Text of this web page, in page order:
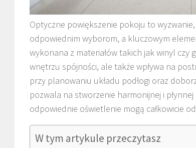
Optyczne powiększenie pokoju to
odpowiednim wyborom, a kluczowym
wykonana z materiałów takich jak winyl
wnętrzu spójności, ale także wpływa na
przy planowaniu układu podłogi oraz
pozwala na stworzenie harmonijnej i płynnej
odpowiednie oświetlenie mogą całkowicie
W tym artykule przeczytasz